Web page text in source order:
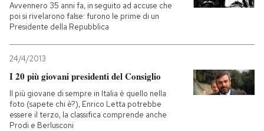
AREA PERSONALE
Entra
Avvennero 35 anni fa, in seguito ad accuse che
poi si rivelarono false: furono le prime di un
Presidente della Repubblica
24/4/2013
I 20 più giovani presidenti del Consiglio
Il più giovane di sempre in Italia è quello nella
foto (sapete chi è?), Enrico Letta potrebbe
essere il terzo, la classifica comprende anche
Prodi e Berlusconi